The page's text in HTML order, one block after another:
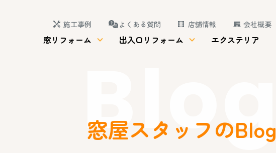
施工事例 よくある質問 店舗情報 会社概要
窓リフォーム 出入口リフォーム エクステリア
Blog
窓屋スタッフのBlog